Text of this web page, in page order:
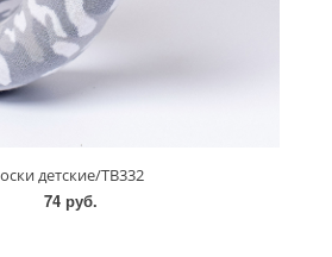
детские/TB332
74 руб.